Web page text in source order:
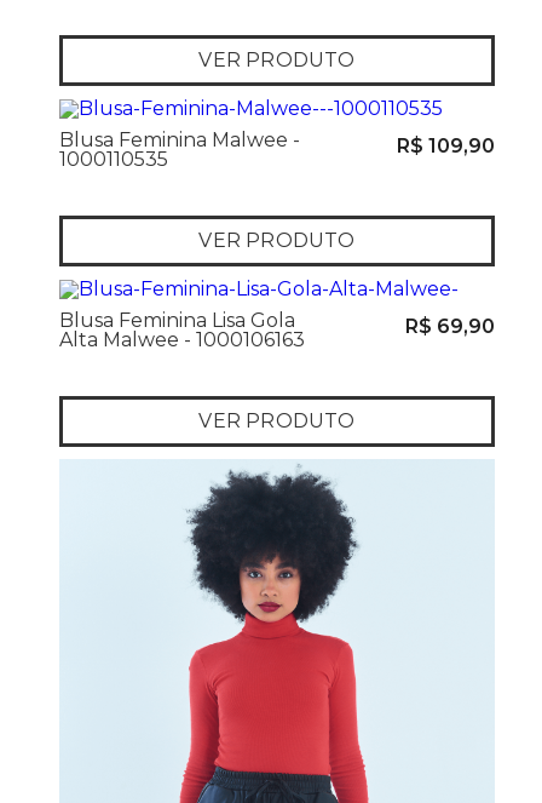
VER PRODUTO
Blusa Feminina Malwee -
1000110535
R$ 109,90
VER PRODUTO
Blusa Feminina Lisa Gola
Alta Malwee - 1000106163
R$ 69,90
VER PRODUTO